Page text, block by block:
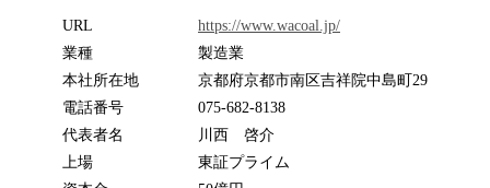
URL
https://www.wacoal.jp/
業種
製造業
本社所在地
京都府京都市南区吉祥院中島町29
電話番号
075-682-8138
代表者名
川西 啓介
上場
東証プライム